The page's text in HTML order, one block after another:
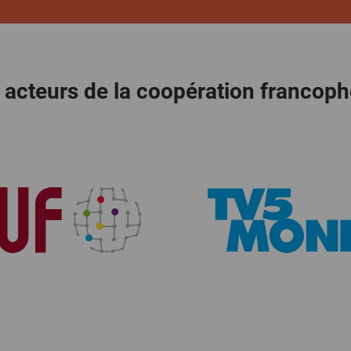
acteurs de la coopération